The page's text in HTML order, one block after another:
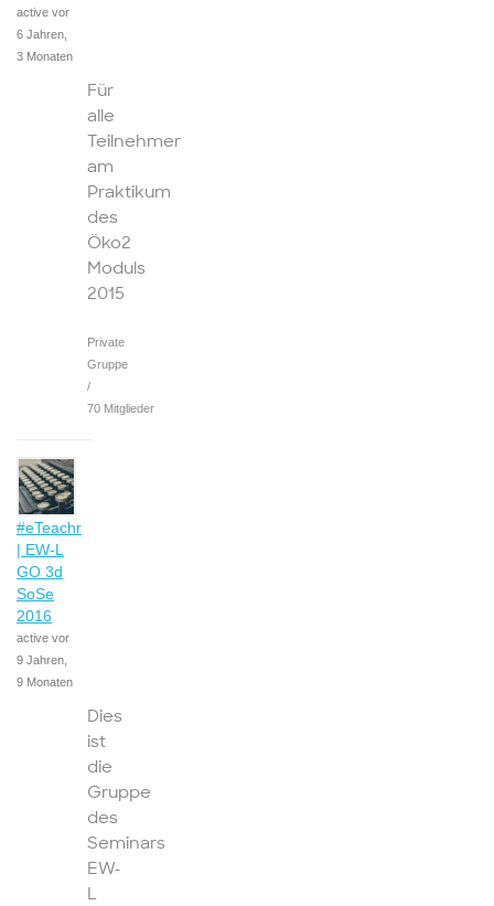
active vor
6 Jahren,
3 Monaten
Für
alle
Teilnehmer
am
Praktikum
des
Öko2
Moduls
2015
Private
Gruppe
/
70 Mitglieder
#eTeachr
| EW-L
GO 3d
SoSe
2016
active vor
9 Jahren,
9 Monaten
Dies
ist
die
Gruppe
des
Seminars
EW-
L